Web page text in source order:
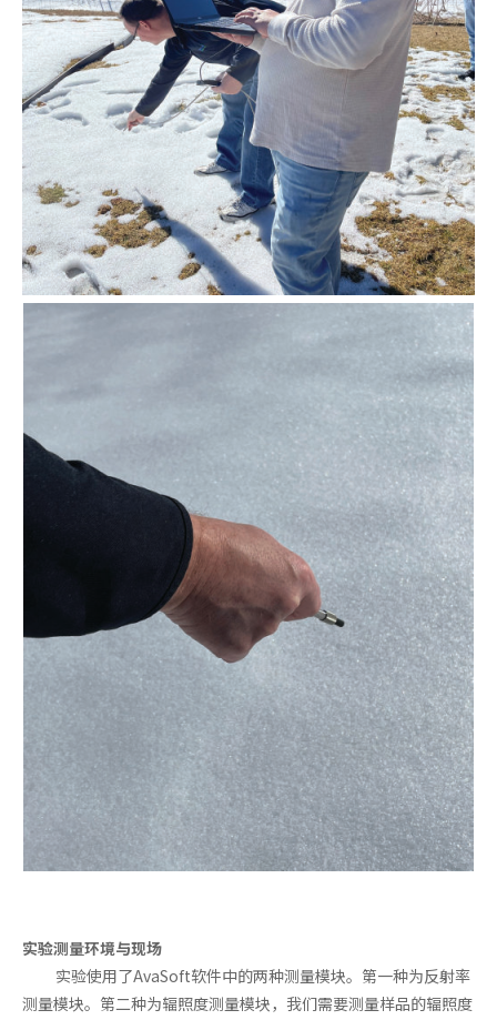
实验测量环境与现场
实验使用了AvaSoft软件中的两种测量模块。第一种为反射率
测量模块。第二种为辐照度测量模块，我们需要测量样品的辐照度